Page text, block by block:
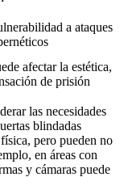
a ataques
afectar la estética,
de prisión
las necesidades
blindadas
pero pueden no
en áreas con
y cámaras puede